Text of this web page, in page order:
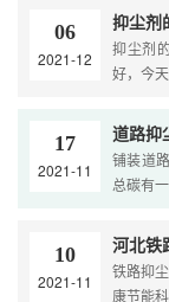
煤....
06
2021-12
抑尘剂
抑尘剂
好，今
17
2021-11
道路抑
铺装道
总碳有
PM10、
10
2021-11
河北铁
铁路抑
康节能